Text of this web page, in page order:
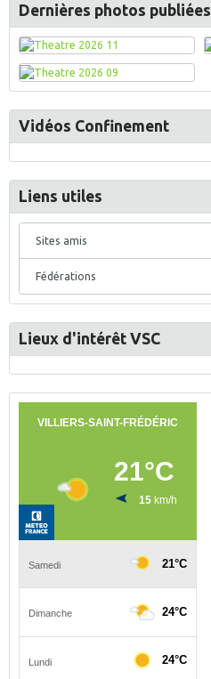
Dernières photos publiées
Vidéos Confinement
Liens utiles
Sites amis
Fédérations
Lieux d'intérêt VSC